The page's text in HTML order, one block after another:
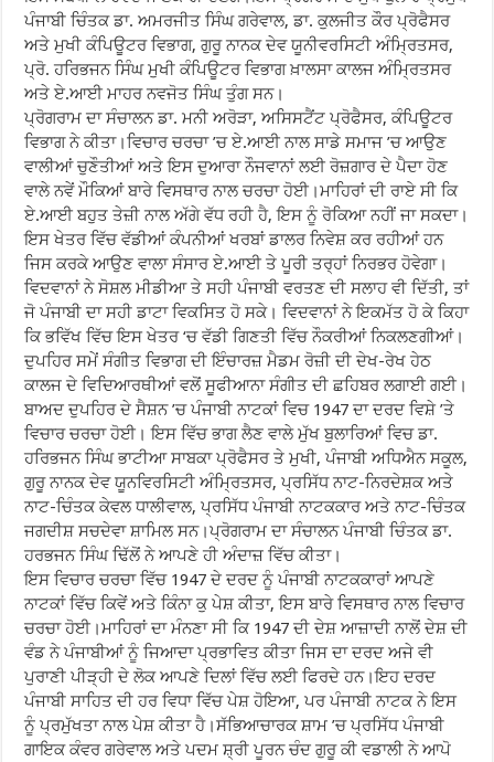
ਪੰਜਾਬੀ ਚਿੰਤਕ ਡਾ. ਅਮਰਜੀਤ ਸਿੰਘ ਗਰੇਵਾਲ, ਡਾ. ਕੁਲਜੀਤ ਕੌਰ ਪ੍ਰੋਫੈਸਰ
ਅਤੇ ਮੁਖੀ ਕੰਪਿਊਟਰ ਵਿਭਾਗ, ਗੁਰੂ ਨਾਨਕ ਦੇਵ ਯੂਨੀਵਰਸਿਟੀ ਅੰਮ੍ਰਿਤਸਰ,
ਪ੍ਰੋ. ਹਰਿਭਜਨ ਸਿੰਘ ਮੁਖੀ ਕੰਪਿਊਟਰ ਵਿਭਾਗ ਖ਼ਾਲਸਾ ਕਾਲਜ ਅੰਮ੍ਰਿਤਸਰ
ਅਤੇ ਏ.ਆਈ ਮਾਹਰ ਨਵਜੋਤ ਸਿੰਘ ਤੁੰਗ ਸਨ।
ਪ੍ਰੋਗਰਾਮ ਦਾ ਸੰਚਾਲਨ ਡਾ. ਮਨੀ ਅਰੋੜਾ, ਅਸਿਸਟੈਂਟ ਪ੍ਰੋਫੈਸਰ, ਕੰਪਿਊਟਰ
ਵਿਭਾਗ ਨੇ ਕੀਤਾ।ਵਿਚਾਰ ਚਰਚਾ ’ਚ ਏ.ਆਈ ਨਾਲ ਸਾਡੇ ਸਮਾਜ ’ਚ ਆਉਣ
ਵਾਲੀਆਂ ਚੁਣੌਤੀਆਂ ਅਤੇ ਇਸ ਦੁਆਰਾ ਨੌਜਵਾਨਾਂ ਲਈ ਰੋਜ਼ਗਾਰ ਦੇ ਪੈਦਾ ਹੋਣ
ਵਾਲੇ ਨਵੇਂ ਮੌਕਿਆਂ ਬਾਰੇ ਵਿਸਥਾਰ ਨਾਲ ਚਰਚਾ ਹੋਈ।ਮਾਹਿਰਾਂ ਦੀ ਰਾਏ ਸੀ ਕਿ
ਏ.ਆਈ ਬਹੁਤ ਤੇਜ਼ੀ ਨਾਲ ਅੱਗੇ ਵੱਧ ਰਹੀ ਹੈ, ਇਸ ਨੂੰ ਰੋਕਿਆ ਨਹੀਂ ਜਾ ਸਕਦਾ।
ਇਸ ਖੇਤਰ ਵਿੱਚ ਵੱਡੀਆਂ ਕੰਪਨੀਆਂ ਖਰਬਾਂ ਡਾਲਰ ਨਿਵੇਸ਼ ਕਰ ਰਹੀਆਂ ਹਨ
ਜਿਸ ਕਰਕੇ ਆਉਣ ਵਾਲਾ ਸੰਸਾਰ ਏ.ਆਈ ਤੇ ਪੂਰੀ ਤਰ੍ਹਾਂ ਨਿਰਭਰ ਹੋਵੇਗਾ।
ਵਿਦਵਾਨਾਂ ਨੇ ਸੋਸ਼ਲ ਮੀਡੀਆ ਤੇ ਸਹੀ ਪੰਜਾਬੀ ਵਰਤਣ ਦੀ ਸਲਾਹ ਵੀ ਦਿੱਤੀ, ਤਾਂ
ਜੋ ਪੰਜਾਬੀ ਦਾ ਸਹੀ ਡਾਟਾ ਵਿਕਸਿਤ ਹੋ ਸਕੇ। ਵਿਦਵਾਨਾਂ ਨੇ ਇਕਮੱਤ ਹੋ ਕੇ ਕਿਹਾ
ਕਿ ਭਵਿੱਖ ਵਿੱਚ ਇਸ ਖੇਤਰ ‘ਚ ਵੱਡੀ ਗਿਣਤੀ ਵਿੱਚ ਨੌਕਰੀਆਂ ਨਿਕਲਣਗੀਆਂ।
ਦੁਪਹਿਰ ਸਮੇਂ ਸੰਗੀਤ ਵਿਭਾਗ ਦੀ ਇੰਚਾਰਜ਼ ਮੈਡਮ ਰੋਜ਼ੀ ਦੀ ਦੇਖ-ਰੇਖ ਹੇਠ
ਕਾਲਜ ਦੇ ਵਿਦਿਆਰਥੀਆਂ ਵਲੋਂ ਸੂਫੀਆਨਾ ਸੰਗੀਤ ਦੀ ਛਹਿਬਰ ਲਗਾਈ ਗਈ।
ਬਾਅਦ ਦੁਪਹਿਰ ਦੇ ਸੈਸ਼ਨ ’ਚ ਪੰਜਾਬੀ ਨਾਟਕਾਂ ਵਿਚ 1947 ਦਾ ਦਰਦ ਵਿਸ਼ੇ ’ਤੇ
ਵਿਚਾਰ ਚਰਚਾ ਹੋਈ। ਇਸ ਵਿੱਚ ਭਾਗ ਲੈਣ ਵਾਲੇ ਮੁੱਖ ਬੁਲਾਰਿਆਂ ਵਿਚ ਡਾ.
ਹਰਿਭਜਨ ਸਿੰਘ ਭਾਟੀਆ ਸਾਬਕਾ ਪ੍ਰੋਫੈਸਰ ਤੇ ਮੁਖੀ, ਪੰਜਾਬੀ ਅਧਿਐਨ ਸਕੂਲ,
ਗੁਰੂ ਨਾਨਕ ਦੇਵ ਯੂਨਵਿਰਸਿਟੀ ਅੰਮ੍ਰਿਤਸਰ, ਪ੍ਰਸਿੱਧ ਨਾਟ-ਨਿਰਦੇਸ਼ਕ ਅਤੇ
ਨਾਟ-ਚਿੰਤਕ ਕੇਵਲ ਧਾਲੀਵਾਲ, ਪ੍ਰਸਿੱਧ ਪੰਜਾਬੀ ਨਾਟਕਕਾਰ ਅਤੇ ਨਾਟ-ਚਿੰਤਕ
ਜਗਦੀਸ਼ ਸਚਦੇਵਾ ਸ਼ਾਮਿਲ ਸਨ।ਪ੍ਰੋਗਰਾਮ ਦਾ ਸੰਚਾਲਨ ਪੰਜਾਬੀ ਚਿੰਤਕ ਡਾ.
ਹਰਭਜਨ ਸਿੰਘ ਢਿੱਲੋਂ ਨੇ ਆਪਣੇ ਹੀ ਅੰਦਾਜ਼ ਵਿੱਚ ਕੀਤਾ।
ਇਸ ਵਿਚਾਰ ਚਰਚਾ ਵਿੱਚ 1947 ਦੇ ਦਰਦ ਨੂੰ ਪੰਜਾਬੀ ਨਾਟਕਕਾਰਾਂ ਆਪਣੇ
ਨਾਟਕਾਂ ਵਿੱਚ ਕਿਵੇਂ ਅਤੇ ਕਿੰਨਾ ਕੁ ਪੇਸ਼ ਕੀਤਾ, ਇਸ ਬਾਰੇ ਵਿਸਥਾਰ ਨਾਲ ਵਿਚਾਰ
ਚਰਚਾ ਹੋਈ।ਮਾਹਿਰਾਂ ਦਾ ਮੰਨਣਾ ਸੀ ਕਿ 1947 ਦੀ ਦੇਸ਼ ਆਜ਼ਾਦੀ ਨਾਲੋਂ ਦੇਸ਼ ਦੀ
ਵੰਡ ਨੇ ਪੰਜਾਬੀਆਂ ਨੂੰ ਜਿਆਦਾ ਪ੍ਰਭਾਵਿਤ ਕੀਤਾ ਜਿਸ ਦਾ ਦਰਦ ਅਜੇ ਵੀ
ਪੁਰਾਣੀ ਪੀੜ੍ਹੀ ਦੇ ਲੋਕ ਆਪਣੇ ਦਿਲਾਂ ਵਿੱਚ ਲਈ ਫਿਰਦੇ ਹਨ।ਇਹ ਦਰਦ
ਪੰਜਾਬੀ ਸਾਹਿਤ ਦੀ ਹਰ ਵਿਧਾ ਵਿੱਚ ਪੇਸ਼ ਹੋਇਆ, ਪਰ ਪੰਜਾਬੀ ਨਾਟਕ ਨੇ ਇਸ
ਨੂੰ ਪ੍ਰਮੁੱਖਤਾ ਨਾਲ ਪੇਸ਼ ਕੀਤਾ ਹੈ।ਸੱਭਿਆਚਾਰਕ ਸ਼ਾਮ ’ਚ ਪ੍ਰਸਿੱਧ ਪੰਜਾਬੀ
ਗਾਇਕ ਕੰਵਰ ਗਰੇਵਾਲ ਅਤੇ ਪਦਮ ਸ਼੍ਰੀ ਪੂਰਨ ਚੰਦ ਗੁਰੂ ਕੀ ਵਡਾਲੀ ਨੇ ਆਪੋ